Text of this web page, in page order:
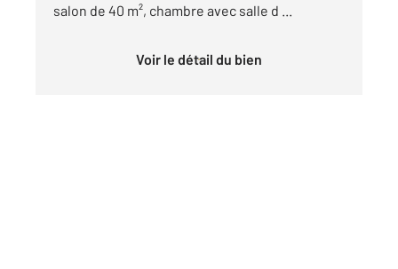
salon de 40 m², chambre avec salle d ...
Voir le détail du bien